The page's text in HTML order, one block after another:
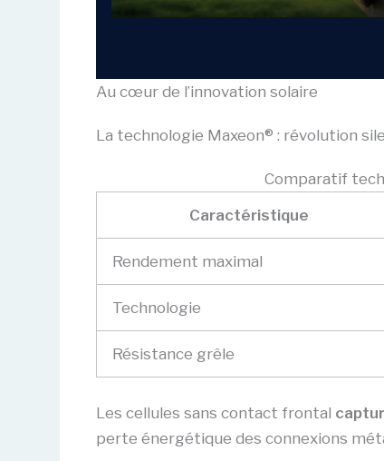
Au cœur de l’innovation solaire
La technologie Maxeon® : révolution
Comparatif
Caractéristique
Rendement maximal
Technologie
Résistance grêle
Les cellules sans contact frontal
perte énergétique des connexions